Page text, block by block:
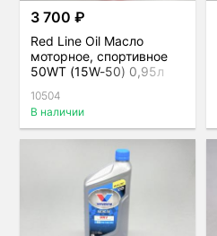
3 700 ₽
Red Line Oil Масло
моторное, спортивное
50WT (15W-50) 0,95л
10504
В наличии